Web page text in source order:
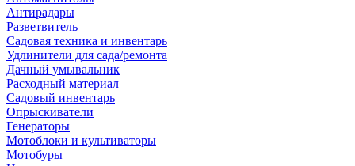
Антирадары
Разветвитель
Садовая техника и инвентарь
Удлинители для сада/ремонта
Дачный умывальник
Расходный материал
Садовый инвентарь
Опрыскиватели
Генераторы
Мотоблоки и культиваторы
Мотобуры